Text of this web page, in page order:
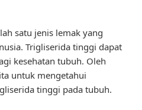
satu jenis lemak yang
Trigliserida tinggi dapat
kesehatan tubuh. Oleh
untuk mengetahui
tinggi pada tubuh.